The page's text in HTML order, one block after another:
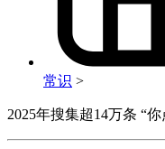
常识 >
2025年搜集超14万条 “